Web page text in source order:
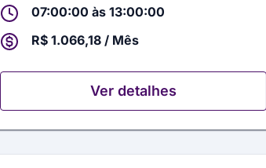
07:00:00 às 13:00:00
R$ 1.066,18 / Mês
Ver detalhes